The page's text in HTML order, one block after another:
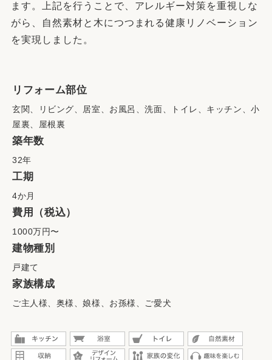
ます。上記を行うことで、アレルギー対策を重視しな
がら、自然素材と木につつまれる健康リノベーション
を実現しました。
リフォーム部位
玄関、リビング、居室、お風呂、洗面、トイレ、キッチン、小
屋裏、屋根裏
築年数
32年
工期
4か月
費用（税込）
1000万円〜
建物種別
戸建て
家族構成
ご主人様、奥様、娘様、お孫様、ご愛犬